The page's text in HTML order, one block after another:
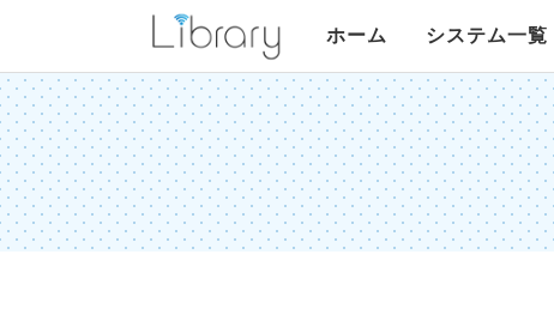
ホーム システム一覧
リア受 リアコメ